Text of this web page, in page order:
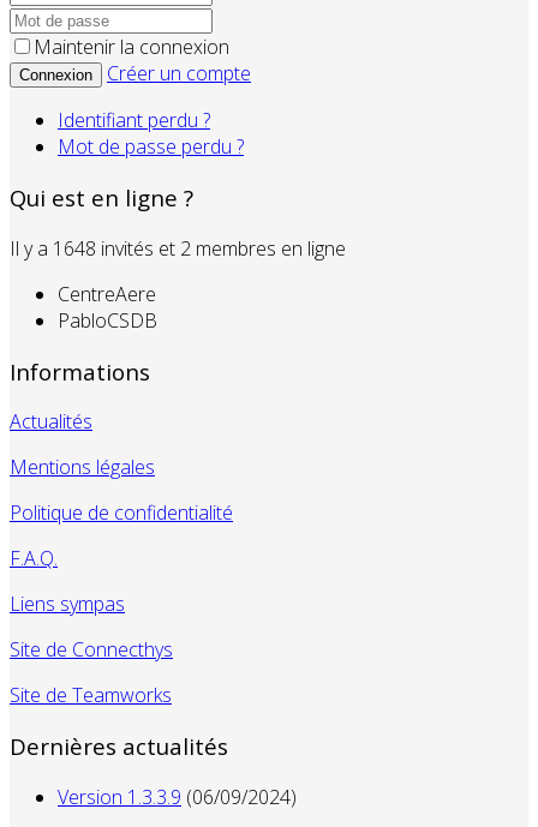
Maintenir la connexion
Connexion
Créer un compte
Identifiant perdu ?
Mot de passe perdu ?
Qui est en ligne ?
Il y a 1648 invités et 2 membres en ligne
CentreAere
PabloCSDB
Informations
Actualités
Mentions légales
Politique de confidentialité
F.A.Q.
Liens sympas
Site de Connecthys
Site de Teamworks
Dernières actualités
Version 1.3.3.9 (06/09/2024)